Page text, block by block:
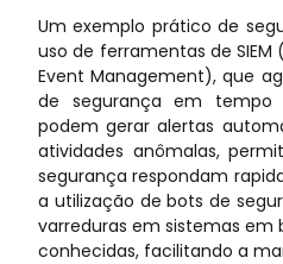
Um exemplo prático de
uso de ferramentas de
Event Management), que
de segurança em tempo
podem gerar alertas
atividades anômalas,
segurança respondam
a utilização de bots de
varreduras em sistemas em
conhecidas, facilitando a